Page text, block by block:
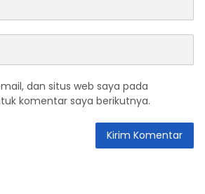
dan situs web saya pada
komentar saya berikutnya.